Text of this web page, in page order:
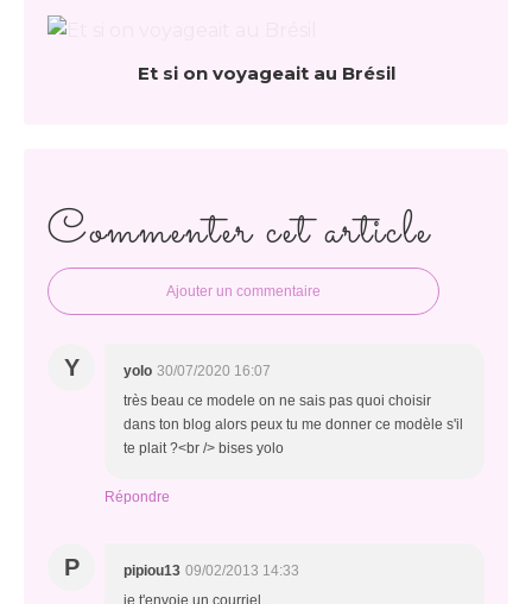
Et si on voyageait au Brésil
Commenter cet article
Ajouter un commentaire
Y yolo 30/07/2020 16:07
très beau ce modele on ne sais pas quoi choisir
dans ton blog alors peux tu me donner ce modèle s'il
te plait ?<br /> bises yolo
Répondre
P pipiou13 09/02/2013 14:33
je t'envoie un courriel..